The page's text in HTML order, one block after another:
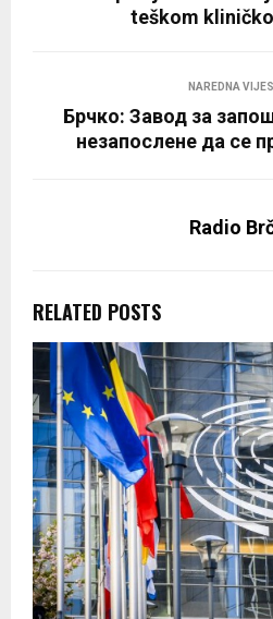
teškom
NAREDNA
Брчко: Завод за
незапослене да се
Radio
RELATED POSTS